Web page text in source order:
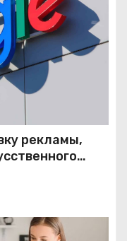
рекламы,